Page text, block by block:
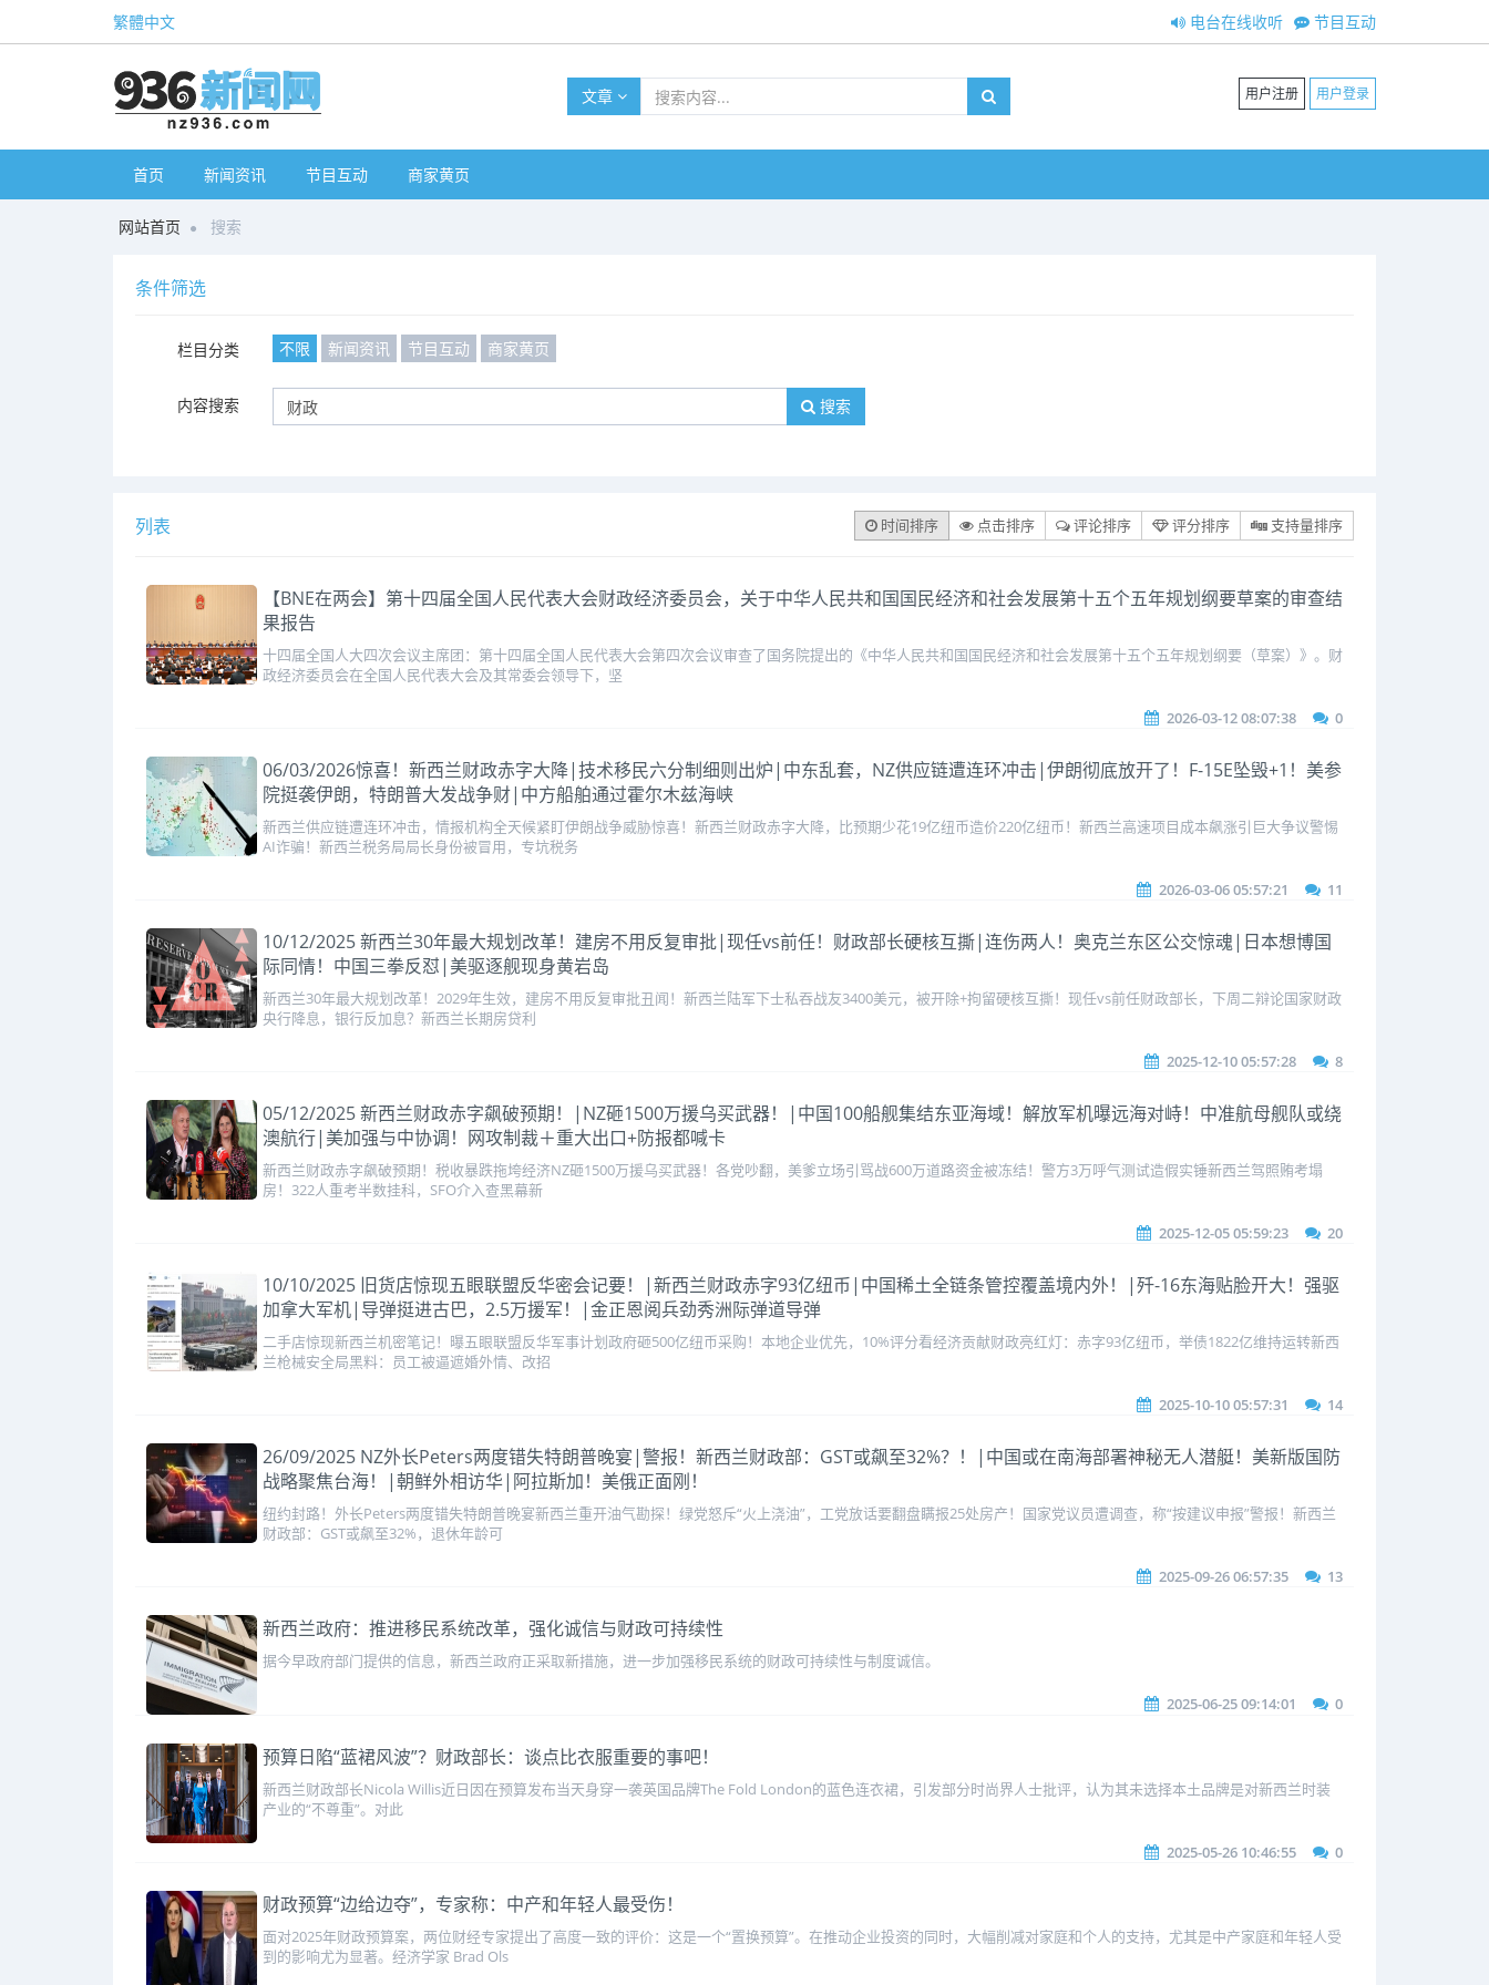
繁體中文 节目互动
电台在线收听
文章 用户注册 用户登录
首页 新闻资讯 节目互动 商家黄页
网站首页 搜索
条件筛选
栏目分类 不限 新闻资讯 节目互动 商家黄页
内容搜索 搜索
列表 时间排序 点击排序 评论排序 评分排序 支持量排序
【BNE在两会】第十四届全国人民代表大会财政经济委员会，关于中华人民共和国国民经济和社会发展第十五个五年规划纲要草案的审查结
果报告
十四届全国人大四次会议主席团：第十四届全国人民代表大会第四次会议审查了国务院提出的《中华人民共和国国民经济和社会发展第十五个五年规划纲要（草案）》。财
政经济委员会在全国人民代表大会及其常委会领导下，坚
2026-03-12 08:07:38 0
06/03/2026惊喜！新西兰财政赤字大降|技术移民六分制细则出炉|中东乱套，NZ供应链遭连环冲击|伊朗彻底放开了！F-15E坠毁+1！美参
院挺袭伊朗，特朗普大发战争财|中方船舶通过霍尔木兹海峡
新西兰供应链遭连环冲击，情报机构全天候紧盯伊朗战争威胁惊喜！新西兰财政赤字大降，比预期少花19亿纽币造价220亿纽币！新西兰高速项目成本飙涨引巨大争议警惕
AI诈骗！新西兰税务局局长身份被冒用，专坑税务
2026-03-06 05:57:21 11
10/12/2025 新西兰30年最大规划改革！建房不用反复审批|现任vs前任！财政部长硬核互撕|连伤两人！奥克兰东区公交惊魂|日本想博国
际同情！中国三拳反怼|美驱逐舰现身黄岩岛
新西兰30年最大规划改革！2029年生效，建房不用反复审批丑闻！新西兰陆军下士私吞战友3400美元，被开除+拘留硬核互撕！现任vs前任财政部长，下周二辩论国家财政
央行降息，银行反加息？新西兰长期房贷利
2025-12-10 05:57:28 8
05/12/2025 新西兰财政赤字飙破预期！|NZ砸1500万援乌买武器！|中国100船舰集结东亚海域！解放军机曝远海对峙！中准航母舰队或绕
澳航行|美加强与中协调！网攻制裁＋重大出口+防报都喊卡
新西兰财政赤字飙破预期！税收暴跌拖垮经济NZ砸1500万援乌买武器！各党吵翻，美爹立场引骂战600万道路资金被冻结！警方3万呼气测试造假实锤新西兰驾照贿考塌
房！322人重考半数挂科，SFO介入查黑幕新
2025-12-05 05:59:23 20
10/10/2025 旧货店惊现五眼联盟反华密会记要！|新西兰财政赤字93亿纽币|中国稀土全链条管控覆盖境内外！|歼-16东海贴脸开大！强驱
加拿大军机|导弹挺进古巴，2.5万援军！|金正恩阅兵劲秀洲际弹道导弹
二手店惊现新西兰机密笔记！曝五眼联盟反华军事计划政府砸500亿纽币采购！本地企业优先，10%评分看经济贡献财政亮红灯：赤字93亿纽币，举债1822亿维持运转新西
兰枪械安全局黑料：员工被逼遮婚外情、改招
2025-10-10 05:57:31 14
26/09/2025 NZ外长Peters两度错失特朗普晚宴|警报！新西兰财政部：GST或飙至32%？！|中国或在南海部署神秘无人潜艇！美新版国防
战略聚焦台海！|朝鲜外相访华|阿拉斯加！美俄正面刚！
纽约封路！外长Peters两度错失特朗普晚宴新西兰重开油气勘探！绿党怒斥“火上浇油”，工党放话要翻盘瞒报25处房产！国家党议员遭调查，称“按建议申报”警报！新西兰
财政部：GST或飙至32%，退休年龄可
2025-09-26 06:57:35 13
新西兰政府：推进移民系统改革，强化诚信与财政可持续性
据今早政府部门提供的信息，新西兰政府正采取新措施，进一步加强移民系统的财政可持续性与制度诚信。
2025-06-25 09:14:01 0
预算日陷“蓝裙风波”？财政部长：谈点比衣服重要的事吧！
新西兰财政部长Nicola Willis近日因在预算发布当天身穿一袭英国品牌The Fold London的蓝色连衣裙，引发部分时尚界人士批评，认为其未选择本土品牌是对新西兰时装
产业的“不尊重”。对此
2025-05-26 10:46:55 0
财政预算“边给边夺”，专家称：中产和年轻人最受伤！
面对2025年财政预算案，两位财经专家提出了高度一致的评价：这是一个“置换预算”。在推动企业投资的同时，大幅削减对家庭和个人的支持，尤其是中产家庭和年轻人受
到的影响尤为显著。经济学家 Brad Ols